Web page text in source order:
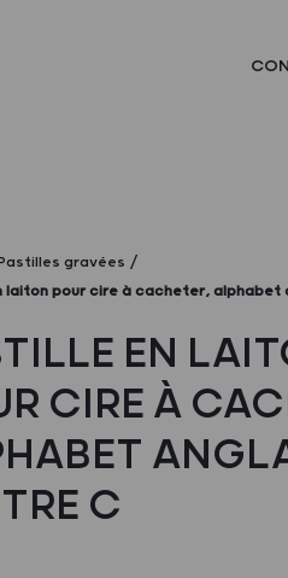
gravées
laiton pour cire à cacheter, alphabet
EN
CIRE À
C